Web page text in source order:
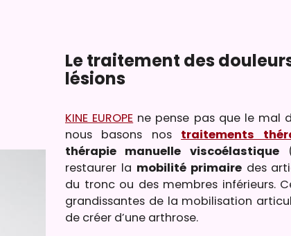
Le traitement des
lésions
KINE EUROPE ne pense pas que le mal
nous basons nos traitements
thérapie manuelle viscoélastique
restaurer la mobilité primairedes
du tronc ou des membres inférieurs.
grandissantes de la mobilisation
de créer d’une arthrose.